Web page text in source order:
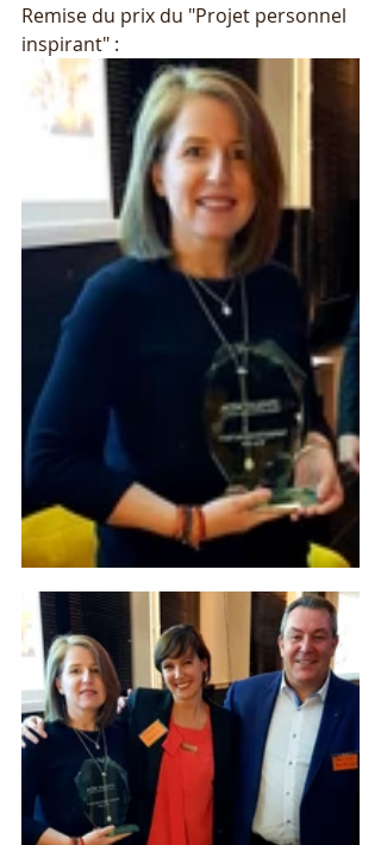
Remise du prix du "Projet personnel
inspirant" :